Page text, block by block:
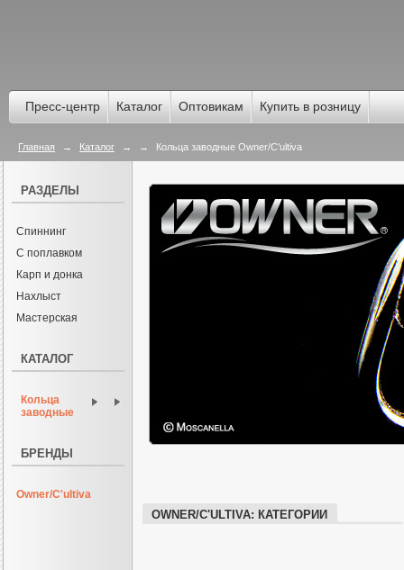
Пресс-центр Каталог Оптовикам Купить в розницу
Главная → Каталог → → Кольца заводные Owner/C'ultiva
РАЗДЕЛЫ
Спиннинг
С поплавком
Карп и донка
Нахлыст
Мастерская
КАТАЛОГ
Кольца
заводные
БРЕНДЫ
Owner/C'ultiva
OWNER/C'ULTIVA: КАТЕГОРИИ